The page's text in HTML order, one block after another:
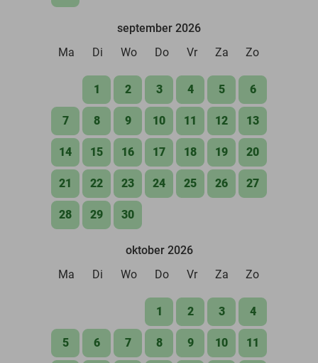
september 2026
Ma
Di Wo Do Vr Za Zo
1 2 3 4 5 6
7 8 9 10 11 12 13
14 15 16 17 18 19 20
21 22 23 24 25 26 27
28 29 30
oktober 2026
Ma
Di Wo Do Vr Za Zo
1 2 3 4
5 6 7 8 9 10 11